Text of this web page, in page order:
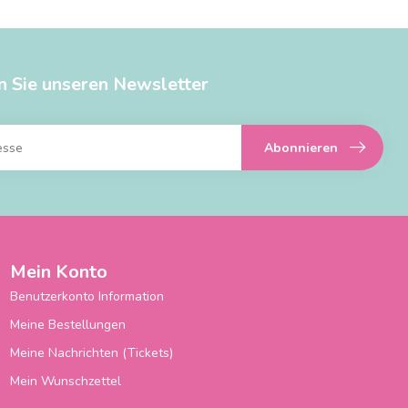
Sie unseren Newsletter
Abonnieren
Mein Konto
Benutzerkonto Information
Meine Bestellungen
Meine Nachrichten (Tickets)
Mein Wunschzettel